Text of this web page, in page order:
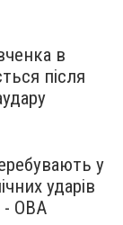
в
після
у
ударів
- ОВА